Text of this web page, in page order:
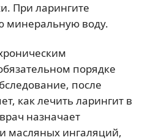
При ларингите
минеральную воду.
порядке
после
как лечить ларингит в
назначает
масляных ингаляций,